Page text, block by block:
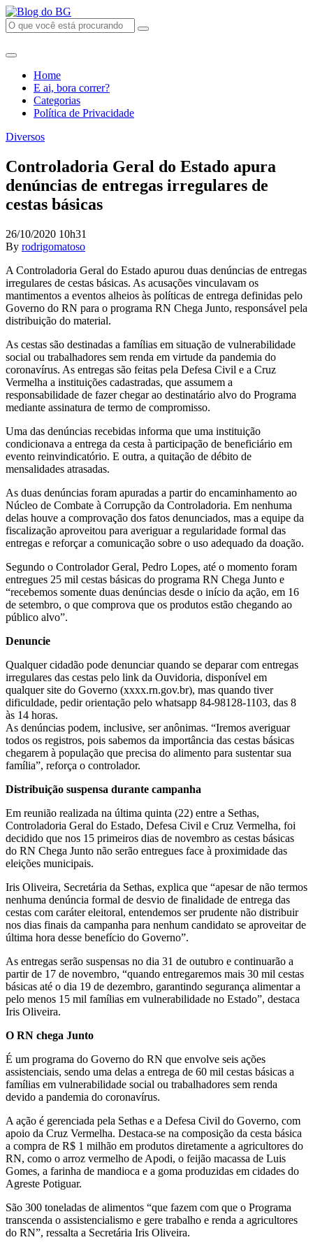
Home
E ai, bora correr?
Categorias
Política de Privacidade
Diversos
Controladoria Geral do Estado apura
denúncias de entregas irregulares de
cestas básicas
26/10/2020 10h31
By rodrigomatoso
A Controladoria Geral do Estado apurou duas denúncias de entregas
irregulares de cestas básicas. As acusações vinculavam os
mantimentos a eventos alheios às políticas de entrega definidas pelo
Governo do RN para o programa RN Chega Junto, responsável pela
distribuição do material.
As cestas são destinadas a famílias em situação de vulnerabilidade
social ou trabalhadores sem renda em virtude da pandemia do
coronavírus. As entregas são feitas pela Defesa Civil e a Cruz
Vermelha a instituições cadastradas, que assumem a
responsabilidade de fazer chegar ao destinatário alvo do Programa
mediante assinatura de termo de compromisso.
Uma das denúncias recebidas informa que uma instituição
condicionava a entrega da cesta à participação de beneficiário em
evento reinvindicatório. E outra, a quitação de débito de
mensalidades atrasadas.
As duas denúncias foram apuradas a partir do encaminhamento ao
Núcleo de Combate à Corrupção da Controladoria. Em nenhuma
delas houve a comprovação dos fatos denunciados, mas a equipe da
fiscalização aproveitou para averiguar a regularidade formal das
entregas e reforçar a comunicação sobre o uso adequado da doação.
Segundo o Controlador Geral, Pedro Lopes, até o momento foram
entregues 25 mil cestas básicas do programa RN Chega Junto e
“recebemos somente duas denúncias desde o início da ação, em 16
de setembro, o que comprova que os produtos estão chegando ao
público alvo”.
Denuncie
Qualquer cidadão pode denunciar quando se deparar com entregas
irregulares das cestas pelo link da Ouvidoria, disponível em
qualquer site do Governo (xxxx.rn.gov.br), mas quando tiver
dificuldade, pedir orientação pelo whatsapp 84-98128-1103, das 8
às 14 horas.
As denúncias podem, inclusive, ser anônimas. “Iremos averiguar
todos os registros, pois sabemos da importância das cestas básicas
chegarem à população que precisa do alimento para sustentar sua
família”, reforça o controlador.
Distribuição suspensa durante campanha
Em reunião realizada na última quinta (22) entre a Sethas,
Controladoria Geral do Estado, Defesa Civil e Cruz Vermelha, foi
decidido que nos 15 primeiros dias de novembro as cestas básicas
do RN Chega Junto não serão entregues face à proximidade das
eleições municipais.
Iris Oliveira, Secretária da Sethas, explica que “apesar de não termos
nenhuma denúncia formal de desvio de finalidade de entrega das
cestas com caráter eleitoral, entendemos ser prudente não distribuir
nos dias finais da campanha para nenhum candidato se aproveitar de
última hora desse benefício do Governo”.
As entregas serão suspensas no dia 31 de outubro e continuarão a
partir de 17 de novembro, “quando entregaremos mais 30 mil cestas
básicas até o dia 19 de dezembro, garantindo segurança alimentar a
pelo menos 15 mil famílias em vulnerabilidade no Estado”, destaca
Iris Oliveira.
O RN chega Junto
É um programa do Governo do RN que envolve seis ações
assistenciais, sendo uma delas a entrega de 60 mil cestas básicas a
famílias em vulnerabilidade social ou trabalhadores sem renda
devido a pandemia do coronavírus.
A ação é gerenciada pela Sethas e a Defesa Civil do Governo, com
apoio da Cruz Vermelha. Destaca-se na composição da cesta básica
a compra de R$ 1 milhão em produtos diretamente a agricultores do
RN, como o arroz vermelho de Apodi, o feijão macassa de Luis
Gomes, a farinha de mandioca e a goma produzidas em cidades do
Agreste Potiguar.
São 300 toneladas de alimentos “que fazem com que o Programa
transcenda o assistencialismo e gere trabalho e renda a agricultores
do RN”, ressalta a Secretária Iris Oliveira.